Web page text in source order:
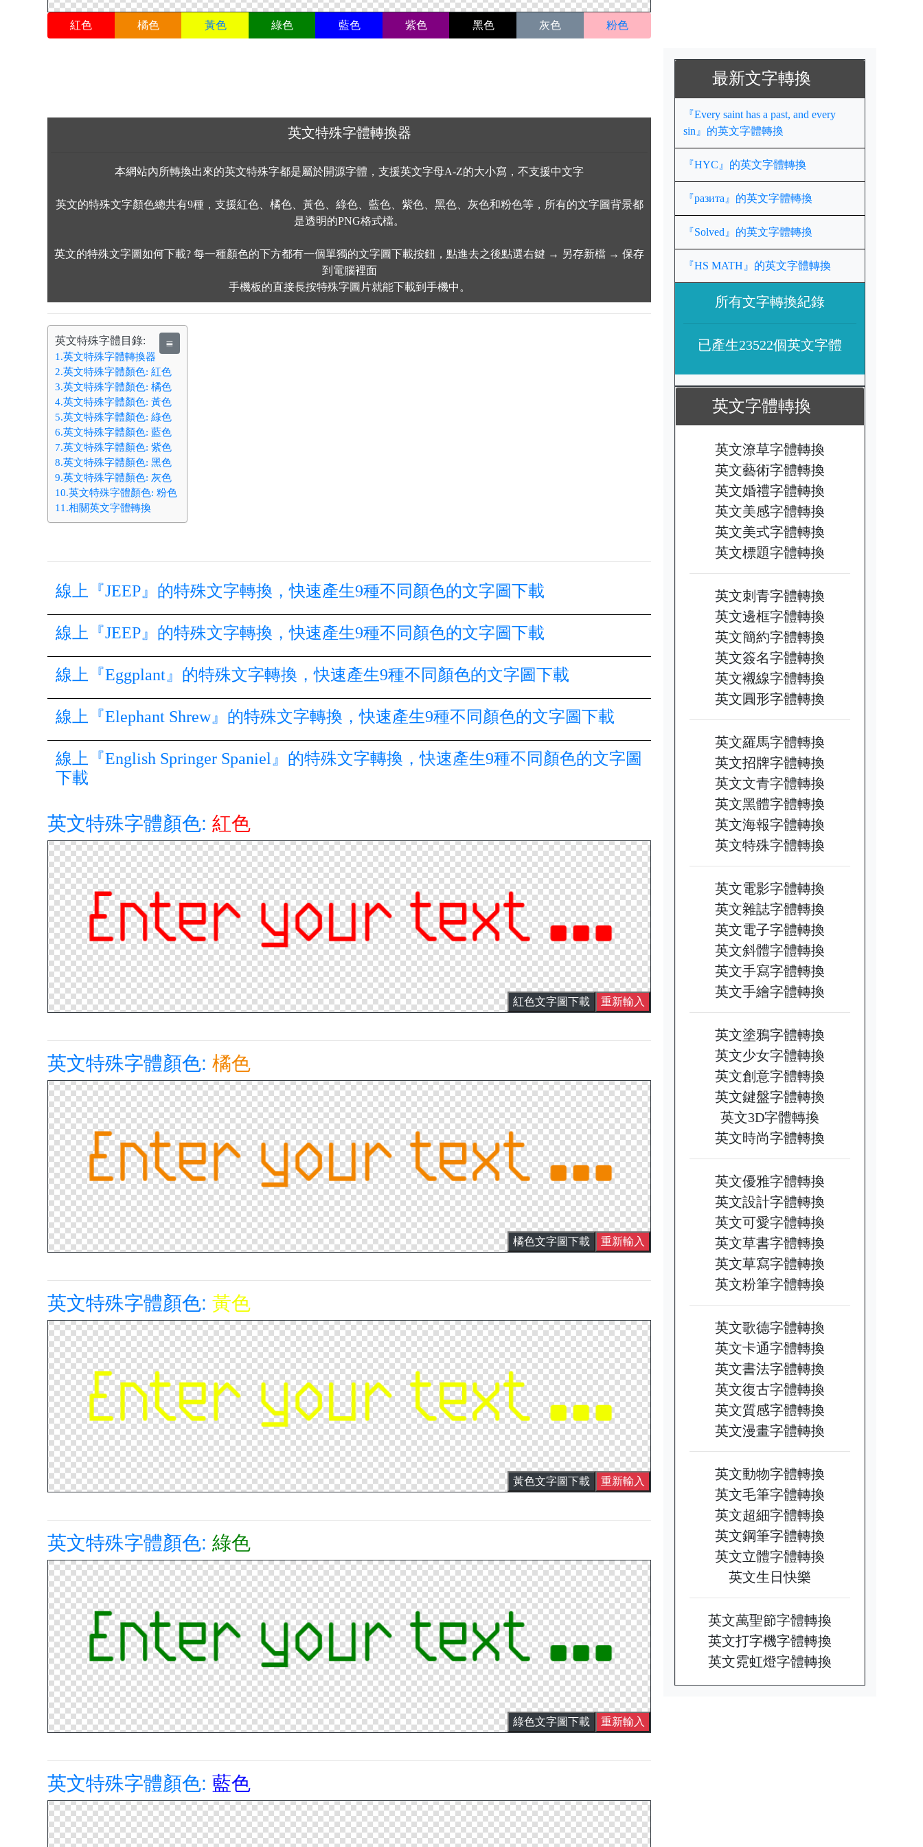
紅色 橘色 黃色 綠色 藍色 紫色 黑色 灰色 粉色
英文特殊字體轉換器
本網站內所轉換出來的英文特殊字都是屬於開源字體，支援英文字母A-Z的大小寫，不支援中文字
英文的特殊文字顏色總共有9種，支援紅色、橘色、黃色、綠色、藍色、紫色、黑色、灰色和粉色等，所有的文字圖背景都
是透明的PNG格式檔。
英文的特殊文字圖如何下載? 每一種顏色的下方都有一個單獨的文字圖下載按鈕，點進去之後點選右鍵 → 另存新檔 → 保存
到電腦裡面
手機板的直接長按特殊字圖片就能下載到手機中。
英文特殊字體目錄: ≣
1.英文特殊字體轉換器
2.英文特殊字體顏色: 紅色
3.英文特殊字體顏色: 橘色
4.英文特殊字體顏色: 黃色
5.英文特殊字體顏色: 綠色
6.英文特殊字體顏色: 藍色
7.英文特殊字體顏色: 紫色
8.英文特殊字體顏色: 黑色
9.英文特殊字體顏色: 灰色
10.英文特殊字體顏色: 粉色
11.相關英文字體轉換
線上『JEEP』的特殊文字轉換，快速產生9種不同顏色的文字圖下載
線上『JEEP』的特殊文字轉換，快速產生9種不同顏色的文字圖下載
線上『Eggplant』的特殊文字轉換，快速產生9種不同顏色的文字圖下載
線上『Elephant Shrew』的特殊文字轉換，快速產生9種不同顏色的文字圖下載
線上『English Springer Spaniel』的特殊文字轉換，快速產生9種不同顏色的文字圖
下載
英文特殊字體顏色:紅色
紅色文字圖下載 重新輸入
英文特殊字體顏色:橘色
橘色文字圖下載 重新輸入
英文特殊字體顏色:黃色
黃色文字圖下載 重新輸入
英文特殊字體顏色:綠色
綠色文字圖下載 重新輸入
英文特殊字體顏色:藍色
最新文字轉換
『Every saint has a past, and every
sin』的英文字體轉換
『HYC』的英文字體轉換
『разита』的英文字體轉換
『Solved』的英文字體轉換
『HS MATH』的英文字體轉換
所有文字轉換紀錄
已產生23522個英文字體
英文字體轉換
英文潦草字體轉換
英文藝術字體轉換
英文婚禮字體轉換
英文美感字體轉換
英文美式字體轉換
英文標題字體轉換
英文刺青字體轉換
英文邊框字體轉換
英文簡約字體轉換
英文簽名字體轉換
英文襯線字體轉換
英文圓形字體轉換
英文羅馬字體轉換
英文招牌字體轉換
英文文青字體轉換
英文黑體字體轉換
英文海報字體轉換
英文特殊字體轉換
英文電影字體轉換
英文雜誌字體轉換
英文電子字體轉換
英文斜體字體轉換
英文手寫字體轉換
英文手繪字體轉換
英文塗鴉字體轉換
英文少女字體轉換
英文創意字體轉換
英文鍵盤字體轉換
英文3D字體轉換
英文時尚字體轉換
英文優雅字體轉換
英文設計字體轉換
英文可愛字體轉換
英文草書字體轉換
英文草寫字體轉換
英文粉筆字體轉換
英文歌德字體轉換
英文卡通字體轉換
英文書法字體轉換
英文復古字體轉換
英文質感字體轉換
英文漫畫字體轉換
英文動物字體轉換
英文毛筆字體轉換
英文超細字體轉換
英文鋼筆字體轉換
英文立體字體轉換
英文生日快樂
英文萬聖節字體轉換
英文打字機字體轉換
英文霓虹燈字體轉換